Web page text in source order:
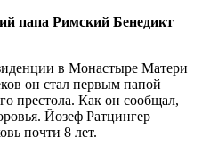
папа Римский Бенедикт
в Монастыре Матери
он стал первым папой
престола. Как он сообщал,
Йозеф Ратцингер
почти 8 лет.